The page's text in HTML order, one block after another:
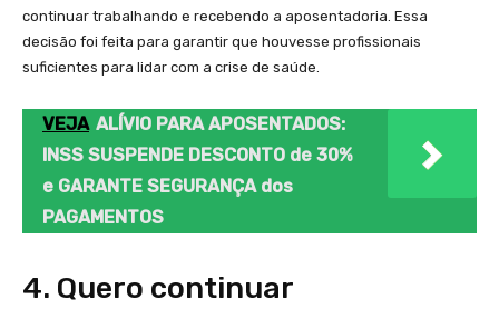
continuar trabalhando e recebendo a aposentadoria. Essa
decisão foi feita para garantir que houvesse profissionais
suficientes para lidar com a crise de saúde.
VEJA ALÍVIO PARA APOSENTADOS:
INSS SUSPENDE DESCONTO de 30%
e GARANTE SEGURANÇA dos
PAGAMENTOS
4. Quero continuar